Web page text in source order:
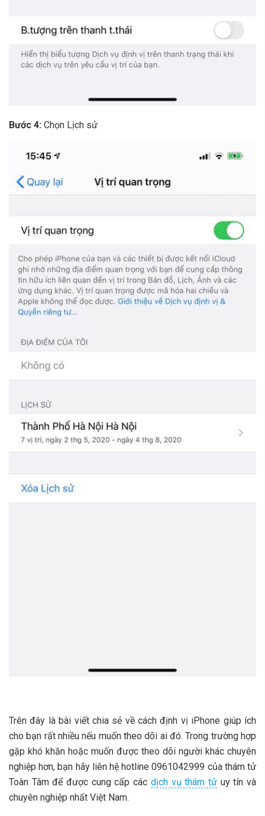
Bước 4: Chọn Lịch sử
Trên đây là bài viết chia sẻ về cách định vị iPhone giúp ích
cho bạn rất nhiều nếu muốn theo dõi ai đó. Trong trường hợp
gặp khó khăn hoặc muốn được theo dõi người khác chuyên
nghiệp hơn, bạn hãy liên hệ hotline0961042999 của thám tử
Toàn Tâm để được cung cấp các dịch vụ thám tửuy tín và
chuyên nghiệp nhất Việt Nam.